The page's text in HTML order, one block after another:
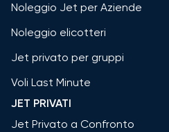
Noleggio Jet per Aziende
Noleggio elicotteri
Jet privato per gruppi
Voli Last Minute
JET PRIVATI
Jet Privato a Confronto